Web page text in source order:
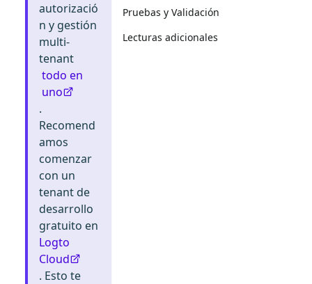
autorizació
n y gestión
multi-
tenant
todo en
uno
.
Recomend
amos
comenzar
con un
tenant de
desarrollo
gratuito en
Logto
Cloud
. Esto te
Pruebas y Validación
Lecturas adicionales